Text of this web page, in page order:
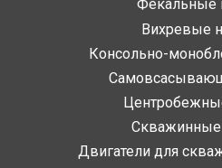
Фекальные
Вихревые
Консольно-
Скважинные
Двигатели для